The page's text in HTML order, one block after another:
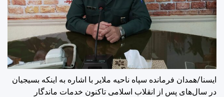
ایسنا/همدان فرمانده سپاه ناحیه ملایر با اشاره به اینکه بسیجیان
در سال‌های پس از انقلاب اسلامی تاکنون ‏خدمات ماندگار